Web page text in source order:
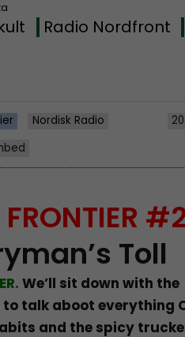
Radio Nordfront
Nordisk Radio
Toll
We’ll sit down with the
to talk aboot everything
and the spicy